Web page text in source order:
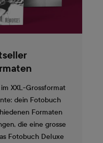
XXL-Grossformat
dein Fotobuch
Formaten
die eine grosse
Fotobuch Deluxe